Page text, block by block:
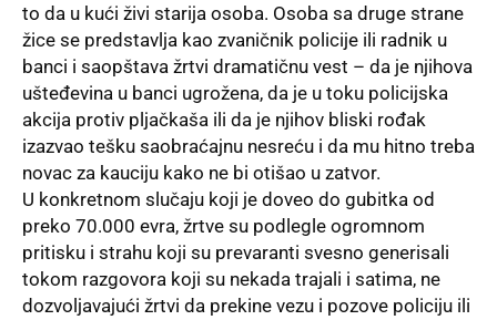
to da u kući živi starija osoba. Osoba sa druge strane
žice se predstavlja kao zvaničnik policije ili radnik u
banci i saopštava žrtvi dramatičnu vest – da je njihova
ušteđevina u banci ugrožena, da je u toku policijska
akcija protiv pljačkaša ili da je njihov bliski rođak
izazvao tešku saobraćajnu nesreću i da mu hitno treba
novac za kauciju kako ne bi otišao u zatvor.
U konkretnom slučaju koji je doveo do gubitka od
preko 70.000 evra, žrtve su podlegle ogromnom
pritisku i strahu koji su prevaranti svesno generisali
tokom razgovora koji su nekada trajali i satima, ne
dozvoljavajući žrtvi da prekine vezu i pozove policiju ili